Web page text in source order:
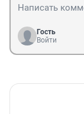
Гость
Войти